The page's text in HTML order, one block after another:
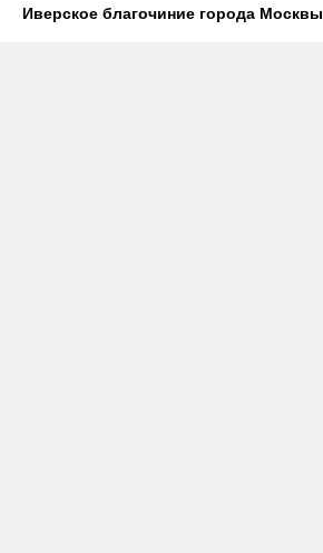
Иверское благочиние города Москвы